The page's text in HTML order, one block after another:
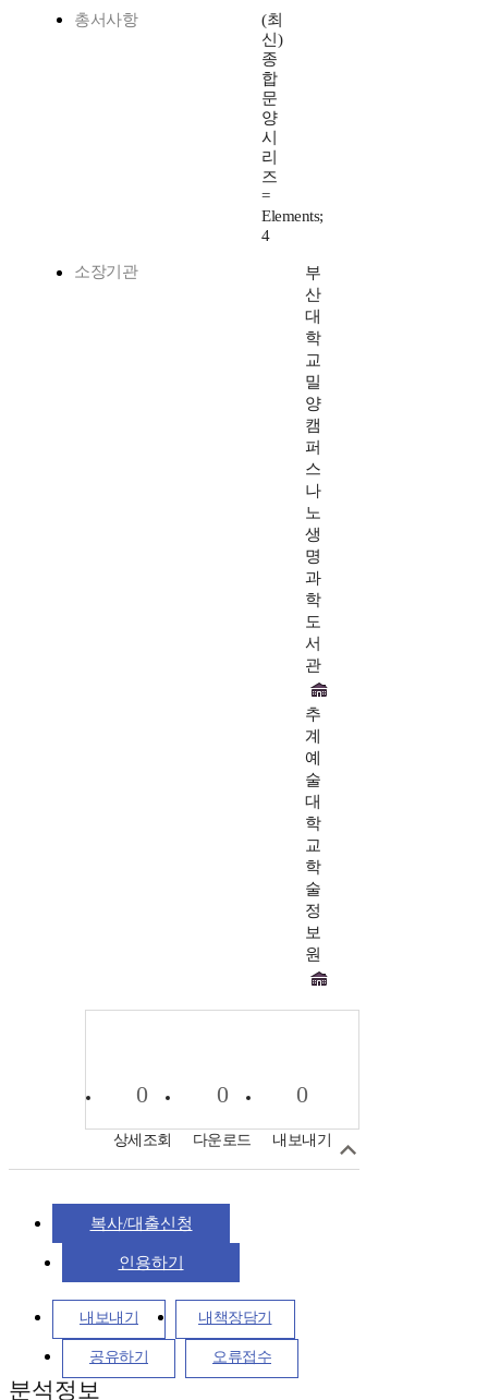
총서사항
(최
신)
종
합
문
양
시
리
즈
=
Elements;
4
소장기관
부
산
대
학
교
밀
양
캠
퍼
스
나
노
생
명
과
학
도
서
관
추
계
예
술
대
학
교
학
술
정
보
원
0
상세조회
0
다운로드
0
내보내기
복사/대출신청
인용하기
내보내기 내책장담기
공유하기 오류접수
분석정보